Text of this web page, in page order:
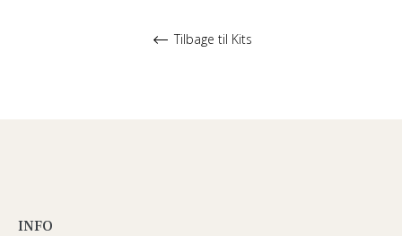
Tilbage til Kits
INFO